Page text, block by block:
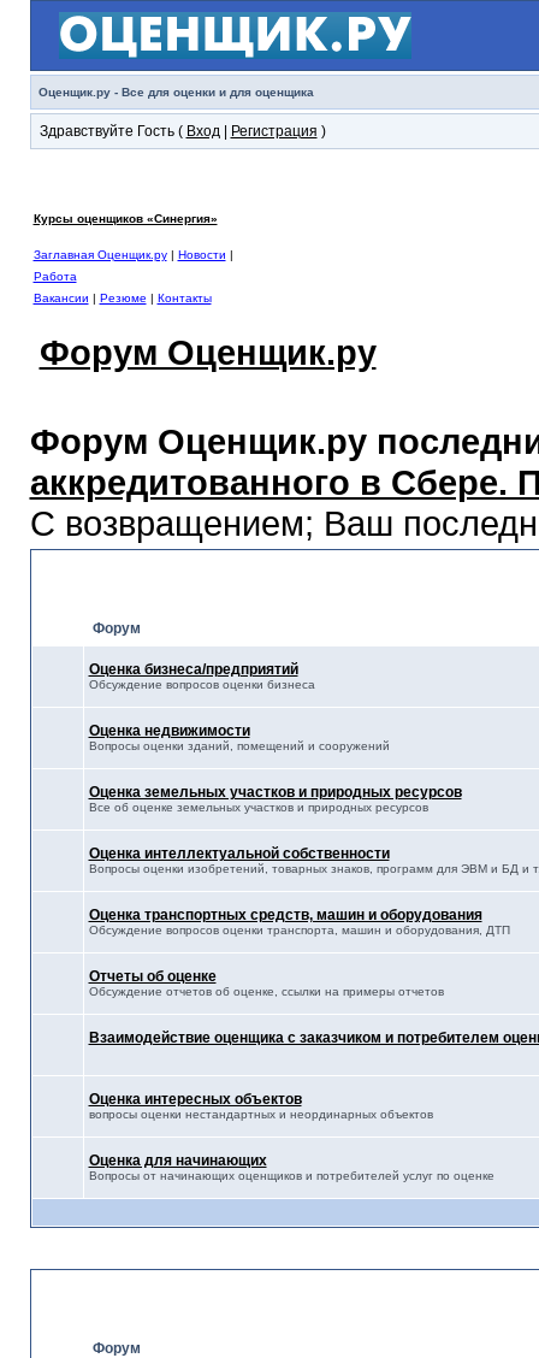
Оценщик.ру - Все для оценки и для оценщика
Здравствуйте Гость ( Вход| Регистрация )
Курсы оценщиков «Синергия»
Заглавная Оценщик.ру| Новости |
Работа
Вакансии | Резюме | Контакты
Форум Оценщик.ру
Форум Оценщик.ру
аккредитованного в Сбере.
С возвращением; Ваш
Форум
Оценка бизнеса/предприятий
Обсуждение вопросов оценки бизнеса
Оценка недвижимости
Вопросы оценки зданий, помещений и сооружений
Оценка земельных участков и природных ресурсов
Все об оценке земельных участков и природных ресурсов
Оценка интеллектуальной собственности
Вопросы оценки изобретений, товарных знаков, программ для ЭВМ и БД и
Оценка транспортных средств, машин и оборудования
Обсуждение вопросов оценки транспорта, машин и оборудования, ДТП
Отчеты об оценке
Обсуждение отчетов об оценке, ссылки на примеры отчетов
Взаимодействие оценщика с заказчиком и потребителем
Оценка интересных объектов
вопросы оценки нестандартных и неординарных объектов
Оценка для начинающих
Вопросы от начинающих оценщиков и потребителей услуг по оценке
Форум